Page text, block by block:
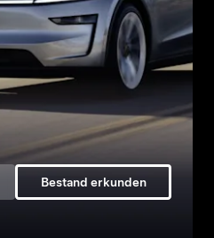
Bestand erkunden